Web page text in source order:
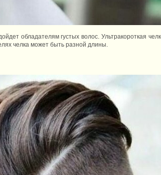
обладателям густых волос. Ультракороткая
челка может быть разной длины.